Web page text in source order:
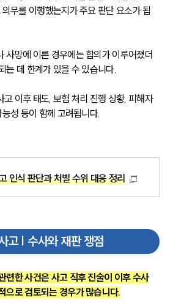
무를 이행했는지가 주요 판단 요소가 됩
사망에 이른 경우에는 합의가 이루어졌더
는 데 한계가 있을 수 있습니다.
고 이후 태도, 보험 처리 진행 상황, 피해자
성 등이 함께 고려됩니다.
인식 판단과 처벌 수위 대응 정리
고 | 수사와 재판 쟁점
련한 사건은 사고 직후 진술이 이후 수사
으로 검토되는 경우가 많습니다.